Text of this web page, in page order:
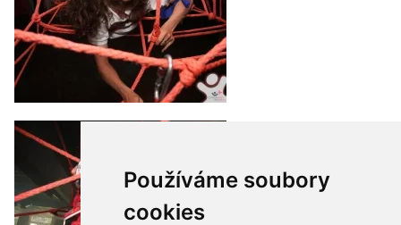
Používáme soubory
cookies